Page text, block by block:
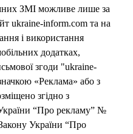
ЗМІ можливе лише за
ukraine-inform.com та на
і використання
додатках,
згоди "ukraine-
«Реклама» або з
згідно з
“Про рекламу” №
України “Про